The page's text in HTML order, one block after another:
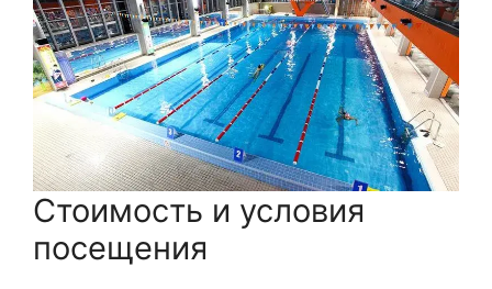
Стоимость и условия
посещения